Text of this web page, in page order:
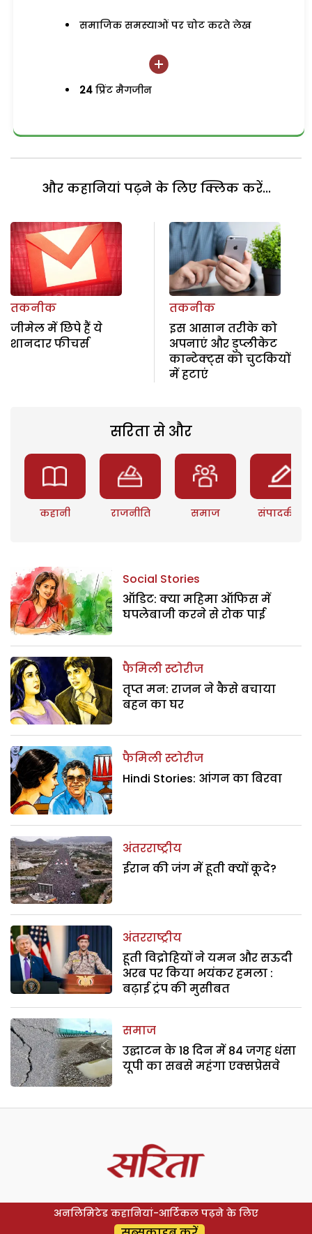
समाजिक समस्याओं पर चोट करते लेख
24 प्रिंट मैगजीन
और कहानियां पढ़ने के लिए क्लिक करें...
तकनीक
जीमेल में छिपे हैं ये
शानदार फीचर्स
तकनीक
इस आसान तरीके को
अपनाएं और डुप्लीकेट
कान्टेक्ट्स को चुटकियों
में हटाएं
सरिता से और
कहानी राजनीति समाज संपादकीय
Social Stories
ऑडिट: क्या महिमा ऑफिस में
घपलेबाजी करने से रोक पाई
फैमिली स्टोरीज
तृप्त मन: राजन ने कैसे बचाया
बहन का घर
फैमिली स्टोरीज
Hindi Stories: आंगन का बिरवा
अंतरराष्ट्रीय
ईरान की जंग में हूती क्यों कूदे?
अंतरराष्ट्रीय
हूती विद्रोहियों ने यमन और सऊदी
अरब पर किया भयंकर हमला :
बढ़ाई ट्रंप की मुसीबत
समाज
उद्घाटन के 18 दिन में 84 जगह धंसा
यूपी का सबसे महंगा एक्सप्रेसवे
अनलिमिटेड कहानियां-आर्टिकल पढ़ने के लिए